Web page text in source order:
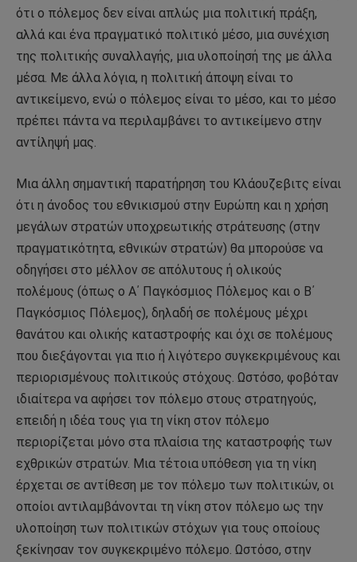
ότι ο πόλεμος δεν είναι απλώς μια πολιτική πράξη,
αλλά και ένα πραγματικό πολιτικό μέσο, μια συνέχιση
της πολιτικής συναλλαγής, μια υλοποίησή της με άλλα
μέσα. Με άλλα λόγια, η πολιτική άποψη είναι το
αντικείμενο, ενώ ο πόλεμος είναι το μέσο, και το μέσο
πρέπει πάντα να περιλαμβάνει το αντικείμενο στην
αντίληψή μας.
Μια άλλη σημαντική παρατήρηση του Κλάουζεβιτς είναι
ότι η άνοδος του εθνικισμού στην Ευρώπη και η χρήση
μεγάλων στρατών υποχρεωτικής στράτευσης (στην
πραγματικότητα, εθνικών στρατών) θα μπορούσε να
οδηγήσει στο μέλλον σε απόλυτους ή ολικούς
πολέμους (όπως ο Α΄ Παγκόσμιος Πόλεμος και ο Β΄
Παγκόσμιος Πόλεμος), δηλαδή σε πολέμους μέχρι
θανάτου και ολικής καταστροφής και όχι σε πολέμους
που διεξάγονται για πιο ή λιγότερο συγκεκριμένους και
περιορισμένους πολιτικούς στόχους. Ωστόσο, φοβόταν
ιδιαίτερα να αφήσει τον πόλεμο στους στρατηγούς,
επειδή η ιδέα τους για τη νίκη στον πόλεμο
περιορίζεται μόνο στα πλαίσια της καταστροφής των
εχθρικών στρατών. Μια τέτοια υπόθεση για τη νίκη
έρχεται σε αντίθεση με τον πόλεμο των πολιτικών, οι
οποίοι αντιλαμβάνονται τη νίκη στον πόλεμο ως την
υλοποίηση των πολιτικών στόχων για τους οποίους
ξεκίνησαν τον συγκεκριμένο πόλεμο. Ωστόσο, στην